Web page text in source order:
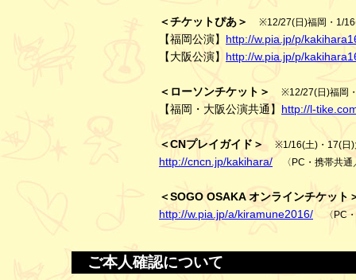
＜チケットぴあ＞ ※12/27(日)福岡・1/
【福岡公演】 http://w.pia.jp/p/
【大阪公演】 http://w.pia.jp/p/
＜ローソンチケット＞ ※12/27(日)福岡
【福岡・大阪公演共通】 http://l-
＜CNプレイガイド＞ ※1/16(土)・17(日)
http://cncn.jp/kakihara/ 〈PC・携帯共通
＜SOGO OSAKA オンラインチケット
http://w.pia.jp/a/kiramune2016/
〈PC
ご本人確認について